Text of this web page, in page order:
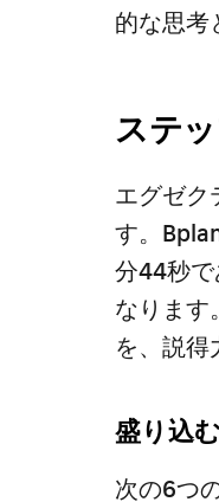
的な思考
ステ
エグゼク
す。
分44秒
なります
を、説得
盛り込
次の6つ